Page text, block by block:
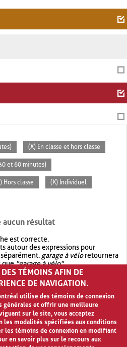
(X) En classe et hors classe
et 60 minutes)
Hors classe (X) Individuel
aucun résultat
est correcte.
autour des expressions pour
garage à véloretournera
que"garage à vélo".
recherche avec OR.garage OR vélo
de résultat quegarage à vélo
TÉMOINS AFIN DE
DE NAVIGATION.
utilise des témoins de connexion
générales et offrir une meilleure
sur le site, vous acceptez
les modalités spécifiées aux conditions
les témoins de connexion en modifiant
en savoir plus sur le recours aux